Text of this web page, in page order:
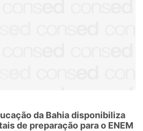
da Bahia disponibiliza
de preparação para o ENEM